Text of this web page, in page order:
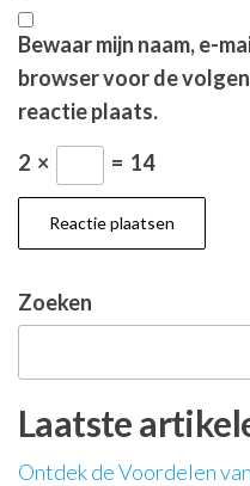
Bewaar mijn naam, e-
browser voor de
reactie plaats.
2 × = 14
Zoeken
Laatste
Ontdek de Voordelen